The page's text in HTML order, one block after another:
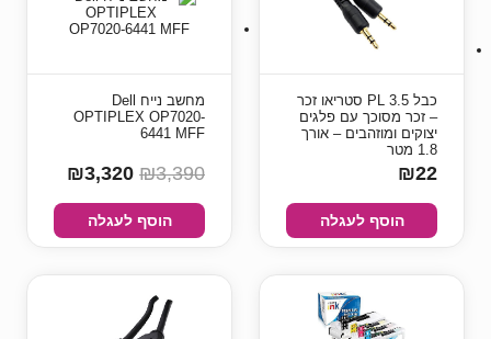
כבל PL 3.5 סטריאו זכר
– זכר מסוכך עם פלגים
יצוקים ומוזהבים – אורך
1.8 מטר
₪22
הוסף לעגלה
מחשב נייח Dell
OPTIPLEX OP7020-
6441 MFF
₪3,390
הוסף לעגלה